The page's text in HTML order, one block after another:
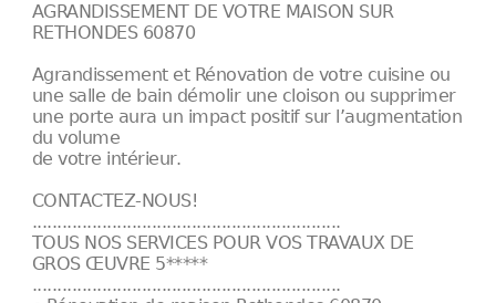
AGRANDISSEMENT DE VOTRE MAISON SUR
RETHONDES 60870
Agrandissement et Rénovation de votre cuisine ou
une salle de bain démolir une cloison ou supprimer
une porte aura un impact positif sur l’augmentation
du volume
de votre intérieur.
CONTACTEZ-NOUS!
..............................................................
TOUS NOS SERVICES POUR VOS TRAVAUX DE
GROS ŒUVRE 5*****
..............................................................